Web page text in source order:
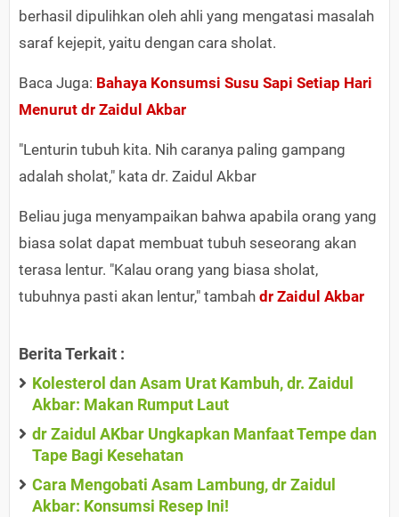
berhasil dipulihkan oleh ahli yang mengatasi masalah
saraf kejepit, yaitu dengan cara sholat.
Baca Juga: Bahaya Konsumsi Susu Sapi Setiap Hari
Menurut dr Zaidul Akbar
"Lenturin tubuh kita. Nih caranya paling gampang
adalah sholat," kata dr. Zaidul Akbar
Beliau juga menyampaikan bahwa apabila orang yang
biasa solat dapat membuat tubuh seseorang akan
terasa lentur. "Kalau orang yang biasa sholat,
tubuhnya pasti akan lentur," tambah dr Zaidul Akbar
Berita Terkait :
Kolesterol dan Asam Urat Kambuh, dr. Zaidul
Akbar: Makan Rumput Laut
dr Zaidul AKbar Ungkapkan Manfaat Tempe dan
Tape Bagi Kesehatan
Cara Mengobati Asam Lambung, dr Zaidul
Akbar: Konsumsi Resep Ini!